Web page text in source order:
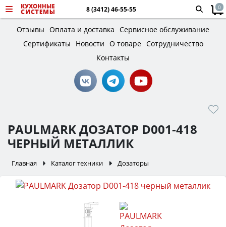
8 (3412) 46-55-55 0
Отзывы Оплата и доставка Сервисное обслуживание
Сертификаты
Новости О товаре Сотрудничество
Контакты
PAULMARK ДОЗАТОР D001-418
ЧЕРНЫЙ МЕТАЛЛИК
Главная Каталог техники Дозаторы